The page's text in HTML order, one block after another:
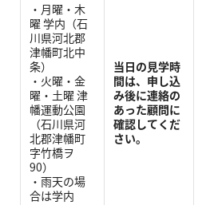
・月曜・木
曜 学内（石
川県河北郡
津幡町北中
条）
・火曜・金
曜・土曜 津
幡運動公園
（石川県河
北郡津幡町
字竹橋ヲ
90）
・雨天の場
合は学内
当日の見学時
間は、申し込
み後に連絡の
あった顧問に
確認してくだ
さい。